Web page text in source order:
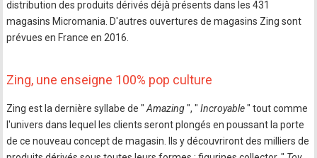
distribution des produits dérivés déjà présents dans les 431
magasins Micromania. D'autres ouvertures de magasins Zing sont
prévues en France en 2016.
Zing, une enseigne 100% pop culture
Zing est la dernière syllabe de " Amazing", " Incroyable" tout comme
l'univers dans lequel les clients seront plongés en poussant la porte
de ce nouveau concept de magasin. Ils y découvriront des milliers de